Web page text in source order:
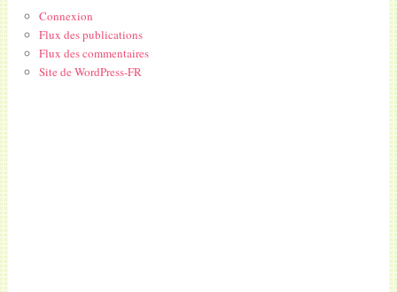
Connexion
Flux des publications
Flux des commentaires
Site de WordPress-FR